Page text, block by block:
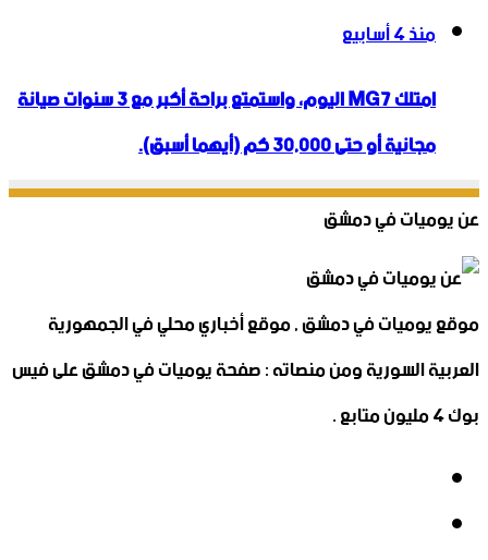
منذ 4 أسابيع
امتلك MG7 اليوم، واستمتع براحة أكبر مع 3 سنوات صيانة
مجانية أو حتى 30,000 كم (أيهما أسبق).
عن يوميات في دمشق
موقع يوميات في دمشق , موقع أخباري محلي في الجمهورية
العربية السورية ومن منصاته : صفحة يوميات في دمشق على فيس
بوك 4 مليون متابع .